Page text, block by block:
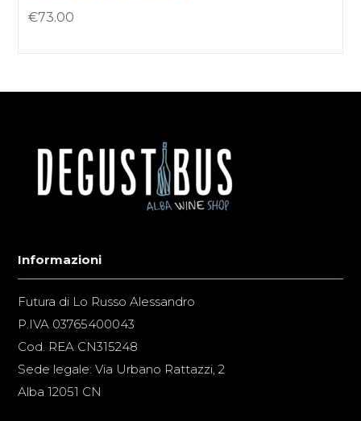
€73.00
Informazioni
Futura di Lo Russo Alessandro
P.IVA 03765400043
Cod. REA CN315248
Sede legale: Via Urbano Rattazzi, 2
Alba 12051 CN